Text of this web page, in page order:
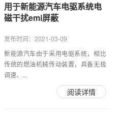
用于新能源汽车电驱系统电
磁干扰emi屏蔽
发布时间：2021-03-09
新能源汽车由于采用电驱系统，相比
传统的燃油机械传动装置，具备无极
调速、...
阅读详情